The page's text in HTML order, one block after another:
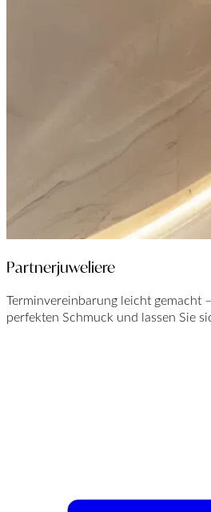
Partnerjuweliere
Terminvereinbarung leicht gemacht
perfekten Schmuck und lassen Sie